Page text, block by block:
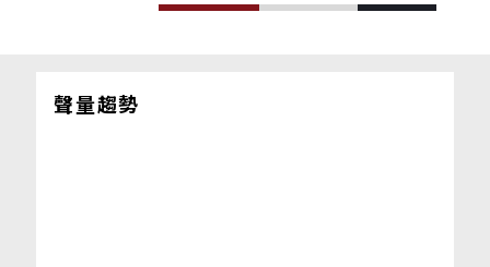
聲量趨勢